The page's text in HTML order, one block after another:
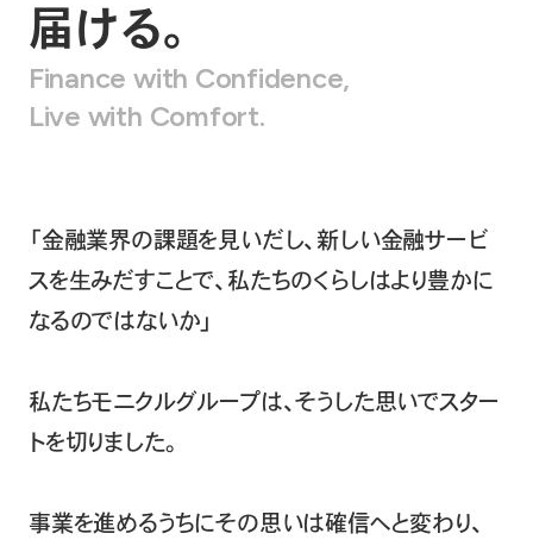
届ける。
Finance with Confidence,
Live with Comfort.
「金融業界の課題を見いだし、新しい金融サービ
スを生みだすことで、私たちのくらしはより豊かに
なるのではないか」
私たちモニクルグループは、そうした思いでスター
トを切りました。
事業を進めるうちにその思いは確信へと変わり、